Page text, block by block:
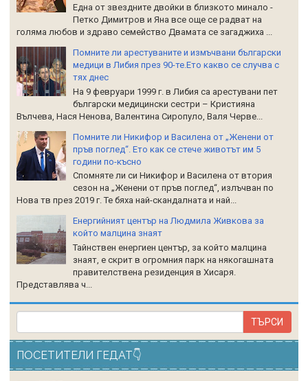
Една от звездните двойки в близкото минало -
Петко Димитров и Яна все още се радват на
голяма любов и здраво семейство Двамата се загаджиха ...
Помните ли арестуваните и измъчвани български
медици в Либия през 90-те.Ето какво се случва с
тях днес
На 9 февруари 1999 г. в Либия са арестувани пет
български медицински сестри – Кристияна
Вълчева, Нася Ненова, Валентина Сиропуло, Валя Черве...
Помните ли Никифор и Василена от „Женени от
пръв поглед“. Ето как се стече животът им 5
години по-късно
Спомняте ли си Никифор и Василена от втория
сезон на „Женени от пръв поглед“, излъчван по
Нова тв през 2019 г. Те бяха най-скандалната и най...
Енергийният център на Людмила Живкова за
който малцина знаят
Тайнствен енергиен център, за който малцина
знаят, е скрит в огромния парк на някогашната
правителствена резиденция в Хисаря.
Представлява ч...
ПОСЕТИТЕЛИ ГЕДАТ👇